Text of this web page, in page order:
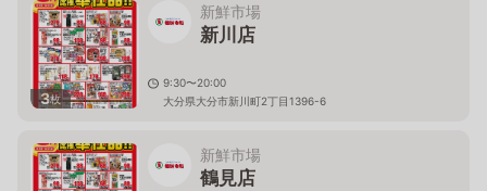
3枚
新鮮市場
新川店
9:30〜20:00
大分県大分市新川町2丁目1396-6
新鮮市場
鶴見店